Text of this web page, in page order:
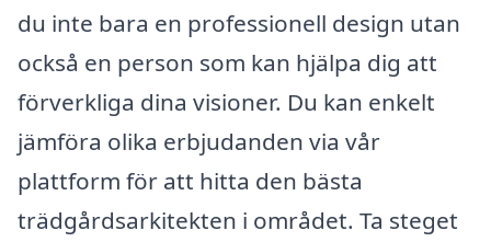
du inte bara en professionell design utan
också en person som kan hjälpa dig att
förverkliga dina visioner. Du kan enkelt
jämföra olika erbjudanden via vår
plattform för att hitta den bästa
trädgårdsarkitekten i området. Ta steget